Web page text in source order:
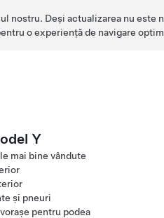
nostru. Deși actualizarea nu este
o experiență de navigare
Y
mai bine vândute
și pneuri
pentru podea